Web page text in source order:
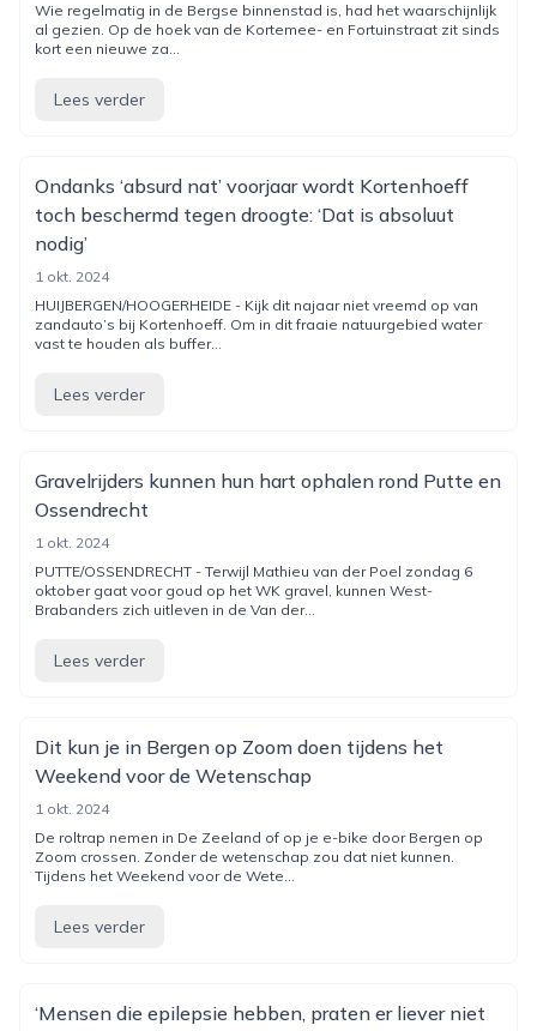
Wie regelmatig in de Bergse binnenstad is, had het waarschijnlijk
al gezien. Op de hoek van de Kortemee- en Fortuinstraat zit sinds
kort een nieuwe za...
Lees verder
Ondanks ‘absurd nat’ voorjaar wordt Kortenhoeff
toch beschermd tegen droogte: ‘Dat is absoluut
nodig’
1 okt. 2024
HUIJBERGEN/HOOGERHEIDE - Kijk dit najaar niet vreemd op van
zandauto’s bij Kortenhoeff. Om in dit fraaie natuurgebied water
vast te houden als buffer...
Lees verder
Gravelrijders kunnen hun hart ophalen rond Putte en
Ossendrecht
1 okt. 2024
PUTTE/OSSENDRECHT - Terwijl Mathieu van der Poel zondag 6
oktober gaat voor goud op het WK gravel, kunnen West-
Brabanders zich uitleven in de Van der...
Lees verder
Dit kun je in Bergen op Zoom doen tijdens het
Weekend voor de Wetenschap
1 okt. 2024
De roltrap nemen in De Zeeland of op je e-bike door Bergen op
Zoom crossen. Zonder de wetenschap zou dat niet kunnen.
Tijdens het Weekend voor de Wete...
Lees verder
‘Mensen die epilepsie hebben, praten er liever niet